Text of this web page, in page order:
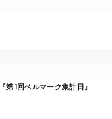
第1回ベルマーク集計日』